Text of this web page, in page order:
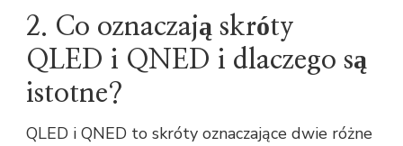
2. Co oznaczają skróty
QLED i QNED i dlaczego są
istotne?
QLED i QNED to skróty oznaczające dwie różne